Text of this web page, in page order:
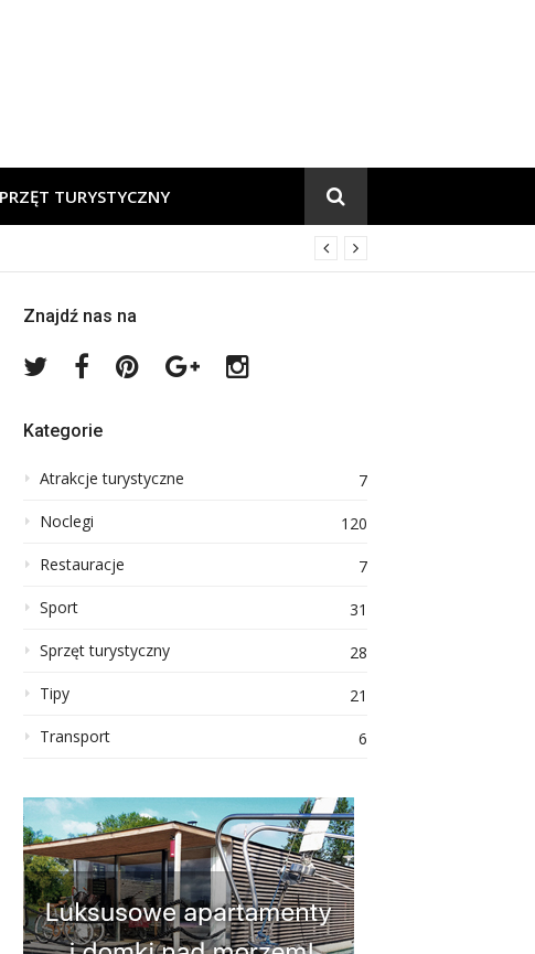
TURYSTYCZNY
Znajdź nas na
Twitter FacebookPinterestGoogle
Plus
Instagram
Kategorie
Atrakcje turystyczne
7
Noclegi
120
Restauracje
7
Sport
31
Sprzęt turystyczny
28
Tipy
21
Transport
6